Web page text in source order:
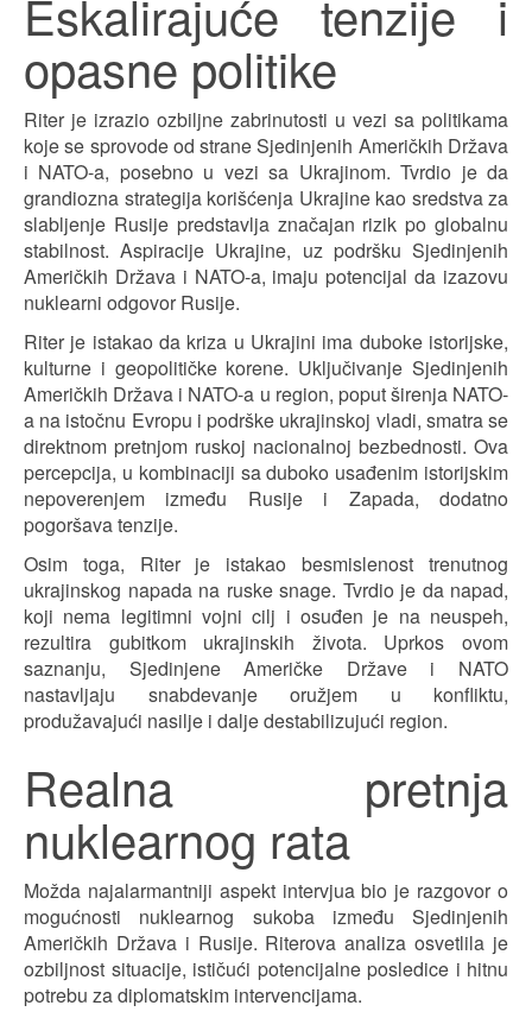
Eskalirajuće tenzije i
opasne politike
Riter je izrazio ozbiljne zabrinutosti u vezi sa politikama
koje se sprovode od strane Sjedinjenih Američkih Država
i NATO-a, posebno u vezi sa Ukrajinom. Tvrdio je da
grandiozna strategija korišćenja Ukrajine kao sredstva za
slabljenje Rusije predstavlja značajan rizik po globalnu
stabilnost. Aspiracije Ukrajine, uz podršku Sjedinjenih
Američkih Država i NATO-a, imaju potencijal da izazovu
nuklearni odgovor Rusije.
Riter je istakao da kriza u Ukrajini ima duboke istorijske,
kulturne i geopolitičke korene. Uključivanje Sjedinjenih
Američkih Država i NATO-a u region, poput širenja NATO-
a na istočnu Evropu i podrške ukrajinskoj vladi, smatra se
direktnom pretnjom ruskoj nacionalnoj bezbednosti. Ova
percepcija, u kombinaciji sa duboko usađenim istorijskim
nepoverenjem između Rusije i Zapada, dodatno
pogoršava tenzije.
Osim toga, Riter je istakao besmislenost trenutnog
ukrajinskog napada na ruske snage. Tvrdio je da napad,
koji nema legitimni vojni cilj i osuđen je na neuspeh,
rezultira gubitkom ukrajinskih života. Uprkos ovom
saznanju, Sjedinjene Američke Države i NATO
nastavljaju snabdevanje oružjem u konfliktu,
produžavajući nasilje i dalje destabilizujući region.
Realna pretnja
nuklearnog rata
Možda najalarmantniji aspekt intervjua bio je razgovor o
mogućnosti nuklearnog sukoba između Sjedinjenih
Američkih Država i Rusije. Riterova analiza osvetlila je
ozbiljnost situacije, ističući potencijalne posledice i hitnu
potrebu za diplomatskim intervencijama.